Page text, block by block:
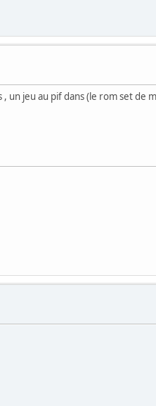
un jeu au pif dans (le rom set de